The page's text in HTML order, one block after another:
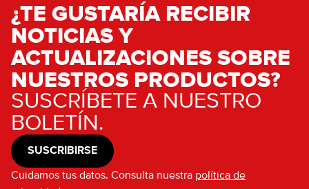
¿TE GUSTARÍA RECIBIR
NOTICIAS Y
ACTUALIZACIONES SOBRE
NUESTROS PRODUCTOS?
SUSCRÍBETE A NUESTRO
BOLETÍN.
SUSCRIBIRSE
Cuidamos tus datos. Consulta nuestra política de